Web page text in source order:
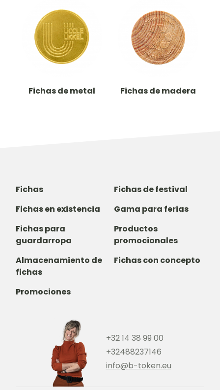
Fichas de metal Fichas de madera
Fichas
Fichas de festival
Fichas en existencia
Gama para ferias
Fichas para
guardarropa
Productos
promocionales
Almacenamiento de
fichas
Fichas con concepto
Promociones
+32 14 38 99 00
+32488237146
info@b-token.eu